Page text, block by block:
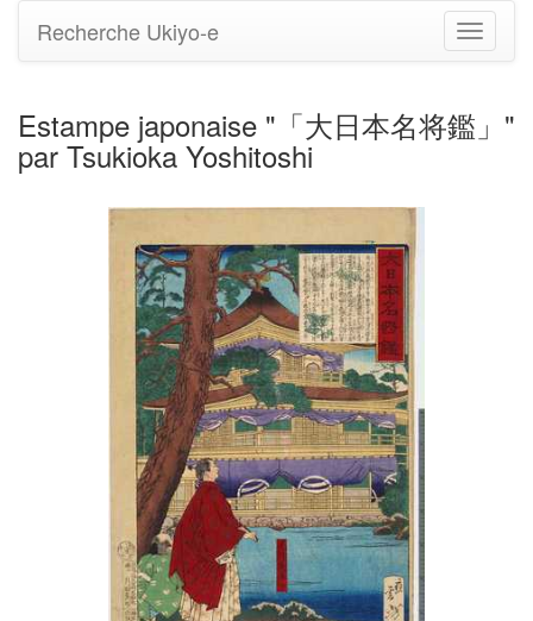
Basculer
la
Recherche Ukiyo-e
Estampe japonaise "「大日本名将鑑」"
par Tsukioka Yoshitoshi